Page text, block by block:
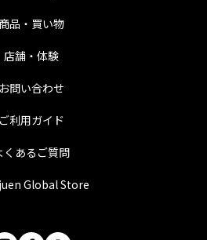
商品・買い物
店舗・体験
お問い合わせ
ご利用ガイド
くあるご質問
Global Store